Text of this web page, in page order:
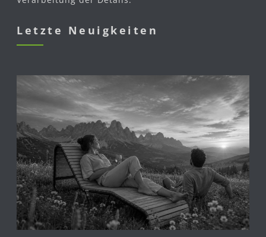
Letzte Neuigkeiten